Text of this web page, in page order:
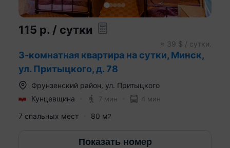
115 р. / сутки
≈ 39 $ / сутки.
3-комнатная квартира на сутки, Минск,
ул. Притыцкого, д. 78
Фрунзенский район ул. Притыцкого
Кунцевщина
7 мин 4 мин
7 спальных мест 80 м2
Показать номер